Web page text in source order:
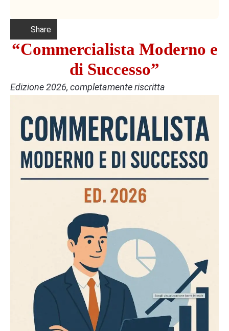
Studio
generazione di report).
Capacità diautomatizzare attività ripetitive
per liberare tempo a favore di compiti a valore
4. Soft skills che fanno la
differenza
Comunicazione chiaracon clienti e colleghi.
Problem solving rapido
Affidabilità
: consegnare sempre lavori
completi e corretti nei tempi.
Flessibilità mentale
: apertura a nuovi servizi,
anche fuori dal perimetro tradizionale.
5. Valore aggiunto:
Share
“Commercialista Moderno e
di Successo”
Edizione 2026, completamente riscritta